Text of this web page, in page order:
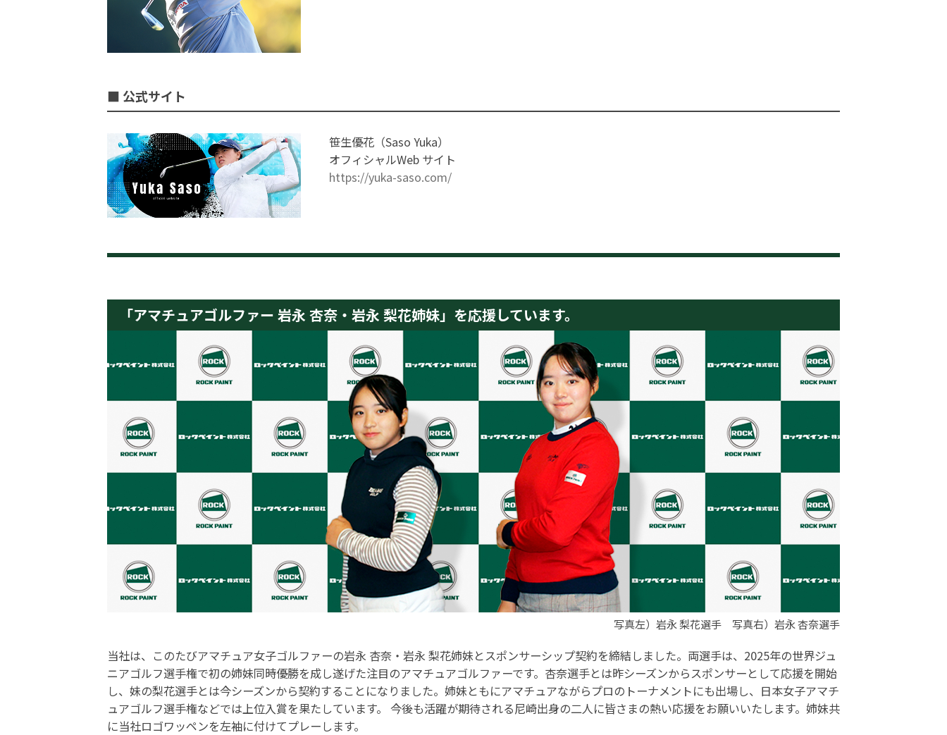
■ 公式サイト
笹生優花（Saso Yuka）
オフィシャルWeb サイト
https://yuka-saso.com/
「アマチュアゴルファー 岩永 杏奈・岩永 梨花姉妹」を応援しています。
写真左）岩永 梨花選手 写真右）岩永 杏奈選手
当社は、このたびアマチュア女子ゴルファーの岩永 杏奈・岩永 梨花姉妹とスポンサーシップ契約を締結しました。両選手は、2025年の世界ジュ
ニアゴルフ選手権で初の姉妹同時優勝を成し遂げた注目のアマチュアゴルファーです。杏奈選手とは昨シーズンからスポンサーとして応援を開始
し、妹の梨花選手とは今シーズンから契約することになりました。姉妹ともにアマチュアながらプロのトーナメントにも出場し、日本女子アマチ
ュアゴルフ選手権などでは上位入賞を果たしています。 今後も活躍が期待される尼崎出身の二人に皆さまの熱い応援をお願いいたします。姉妹共
に当社ロゴワッペンを左袖に付けてプレーします。